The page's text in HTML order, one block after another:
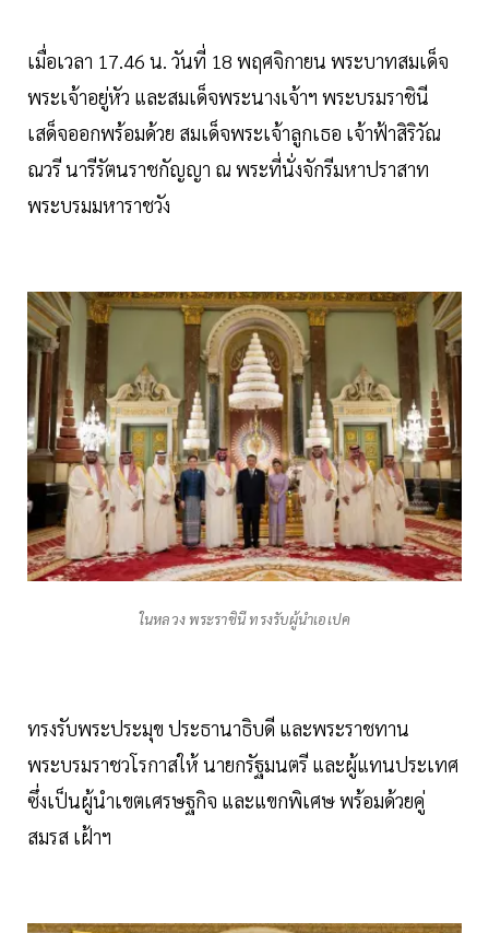
เมื่อเวลา 17.46 น. วันที่ 18 พฤศจิกายน พระบาทสมเด็จ
พระเจ้าอยู่หัว และสมเด็จพระนางเจ้าฯ พระบรมราชินี
เสด็จออกพร้อมด้วย สมเด็จพระเจ้าลูกเธอ เจ้าฟ้าสิริวัณ
ณวรี นารีรัตนราชกัญญา ณ พระที่นั่งจักรีมหาปราสาท
พระบรมมหาราชวัง
ในหลวง พระราชินี ทรงรับผู้นำเอเปค
ทรงรับพระประมุข ประธานาธิบดี และพระราชทาน
พระบรมราชวโรกาสให้ นายกรัฐมนตรี และผู้แทนประเทศ
ซึ่งเป็นผู้นำเขตเศรษฐกิจ และแขกพิเศษ พร้อมด้วยคู่
สมรส เฝ้าฯ